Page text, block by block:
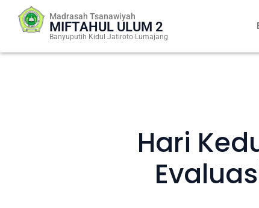
Madrasah Tsanawiyah
MIFTAHUL ULUM 2
Banyuputih Kidul Jatiroto Lumajang
Hari